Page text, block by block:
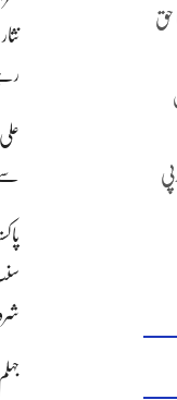
حق